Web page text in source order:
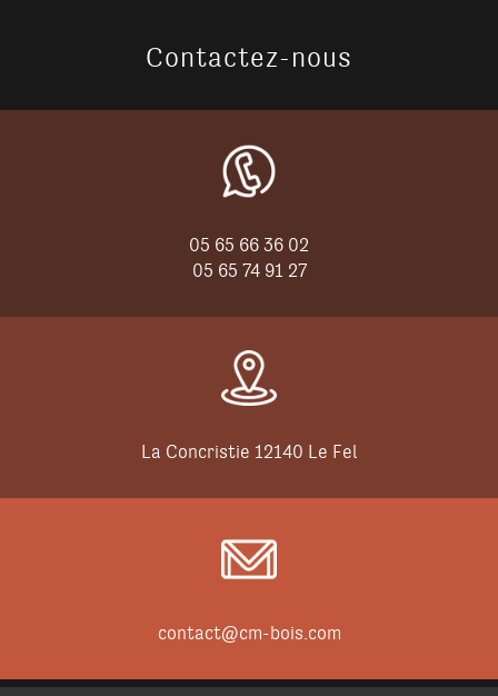
Contactez-nous
05 65 66 36 02
05 65 74 91 27
La Concristie 12140 Le Fel
contact@cm-bois.com